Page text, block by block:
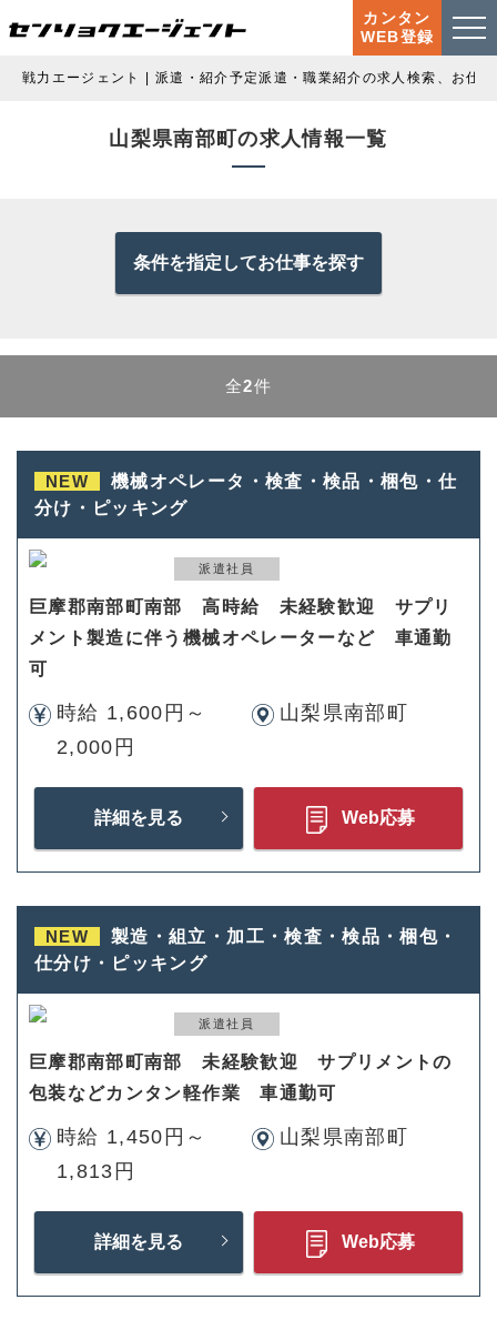
カンタン
WEB登録
戦力エージェント | 派遣・紹介予定派遣・職業紹介の求人検索、お仕
山梨県南部町の求人情報一覧
条件を指定してお仕事を探す
全2件
NEW
機械オペレータ・検査・検品・梱包・仕
分け・ピッキング
派遣社員
巨摩郡南部町南部 高時給 未経験歓迎 サプリ
メント製造に伴う機械オペレーターなど 車通勤
可
時給 1,600円～
2,000円
山梨県南部町
詳細を見る Web応募
NEW
製造・組立・加工・検査・検品・梱包・
仕分け・ピッキング
派遣社員
巨摩郡南部町南部 未経験歓迎 サプリメントの
包装などカンタン軽作業 車通勤可
時給 1,450円～
1,813円
山梨県南部町
詳細を見る Web応募